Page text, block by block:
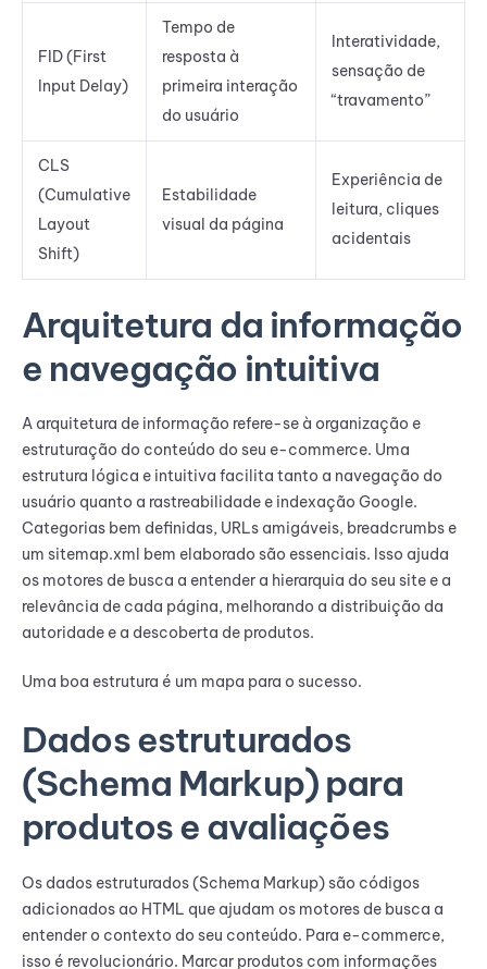
FID (First
Input Delay)
Tempo de
resposta à
primeira interação
do usuário
Interatividade,
sensação de
“travamento”
CLS
(Cumulative
Layout
Shift)
Estabilidade
visual da página
Experiência de
leitura, cliques
acidentais
Arquitetura da informação
e navegação intuitiva
A arquitetura de informação refere-se à organização e
estruturação do conteúdo do seu e-commerce. Uma
estrutura lógica e intuitiva facilita tanto a navegação do
usuário quanto a rastreabilidade e indexação Google.
Categorias bem definidas, URLs amigáveis, breadcrumbs e
um sitemap.xml bem elaborado são essenciais. Isso ajuda
os motores de busca a entender a hierarquia do seu site e a
relevância de cada página, melhorando a distribuição da
autoridade e a descoberta de produtos.
Uma boa estrutura é um mapa para o sucesso.
Dados estruturados
(Schema Markup) para
produtos e avaliações
Os dados estruturados (Schema Markup) são códigos
adicionados ao HTML que ajudam os motores de busca a
entender o contexto do seu conteúdo. Para e-commerce,
isso é revolucionário. Marcar produtos com informações